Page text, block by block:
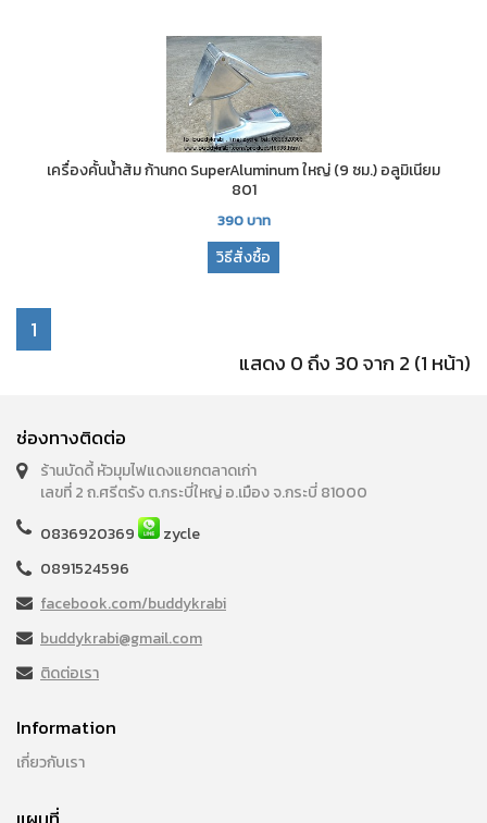
เครื่องคั้นน้ำส้ม ก้านกด SuperAluminum ใหญ่ (9 ซม.) อลูมิเนียม
801
390บาท
วิธีสั่งซื้อ
1
แสดง 0 ถึง 30 จาก 2 (1 หน้า)
ช่องทางติดต่อ
ร้านบัดดี้ หัวมุมไฟแดงแยกตลาดเก่า
เลขที่ 2 ถ.ศรีตรัง ต.กระบี่ใหญ่ อ.เมือง จ.กระบี่ 81000
0836920369
zycle
0891524596
facebook.com/buddykrabi
buddykrabi@gmail.com
ติดต่อเรา
Information
เกี่ยวกับเรา